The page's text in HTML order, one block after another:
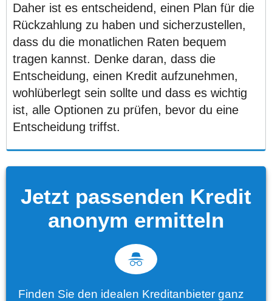
Daher ist es entscheidend, einen Plan für die
Rückzahlung zu haben und sicherzustellen,
dass du die monatlichen Raten bequem
tragen kannst. Denke daran, dass die
Entscheidung, einen Kredit aufzunehmen,
wohlüberlegt sein sollte und dass es wichtig
ist, alle Optionen zu prüfen, bevor du eine
Entscheidung triffst.
Jetzt passenden Kredit
anonym ermitteln
Finden Sie den idealen Kreditanbieter ganz